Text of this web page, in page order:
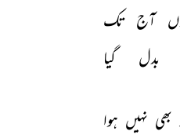
آج تک
بدل گیا
بھی نہیں ہوا